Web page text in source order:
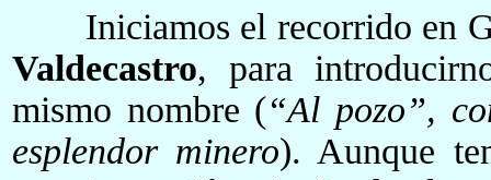
Iniciamos el recorrido en
Valdecastro, para
mismo nombre (“Al pozo”,
esplendor minero). Aunque